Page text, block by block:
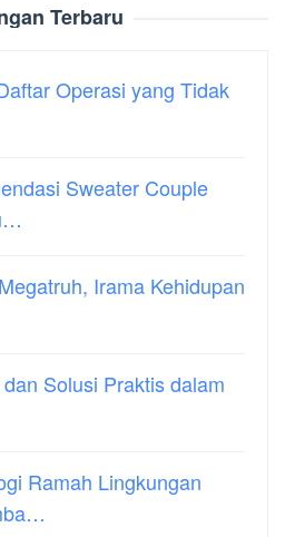
Terbaru
Operasi yang Tidak
Sweater Couple
Irama Kehidupan
Solusi Praktis dalam
Ramah Lingkungan